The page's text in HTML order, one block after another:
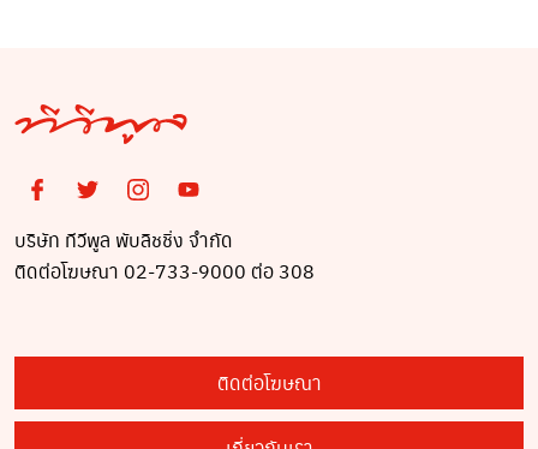
บริษัท ทีวีพูล พับลิชชิ่ง จำกัด
ติดต่อโฆษณา 02-733-9000 ต่อ 308
ติดต่อโฆษณา